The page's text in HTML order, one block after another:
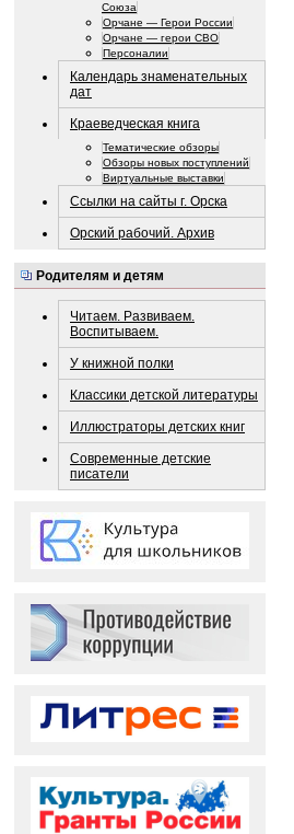
Союза
Орчане — Герои России
Орчане — герои СВО
Персоналии
Календарь знаменательных
дат
Краеведческая книга
Тематические обзоры
Обзоры новых поступлений
Виртуальные выставки
Ссылки на сайты г. Орска
Орский рабочий. Архив
Родителям и детям
Читаем. Развиваем.
Воспитываем.
У книжной полки
Классики детской литературы
Иллюстраторы детских книг
Современные детские
писатели